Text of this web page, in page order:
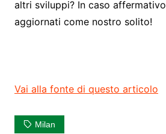
altri sviluppi? In caso
aggiornati come nostro solito!
Vai alla fonte di questo articolo
Milan